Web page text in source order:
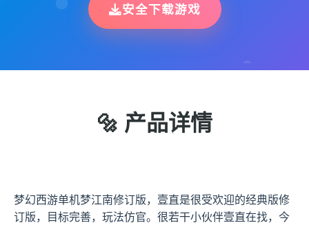
安全下载游戏
🔩 产品详情
梦幻西游单机梦江南修订版，壹直是很受欢迎的经典版修
订版，目标完善，玩法仿官。很若干小伙伴壹直在找，今